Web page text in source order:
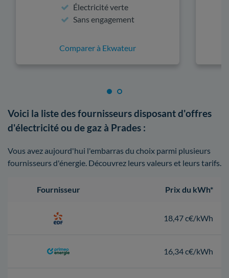
Électricité verte
Sans engagement
Comparer à Ekwateur
Voici la liste des fournisseurs disposant d'offres
d'électricité ou de gaz à Prades :
Vous avez aujourd'hui l'embarras du choix parmi plusieurs
fournisseurs d'énergie. Découvrez leurs valeurs et leurs tarifs.
Fournisseur Prix du kWh*
18,47 c€/kWh
16,34 c€/kWh